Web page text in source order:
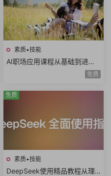
素质•技能
AI职场应用课程从基础到进阶
写日报做PPT做Excel写方案写
免费
素质•技能
DeepSeek使用精品教程从理
免费